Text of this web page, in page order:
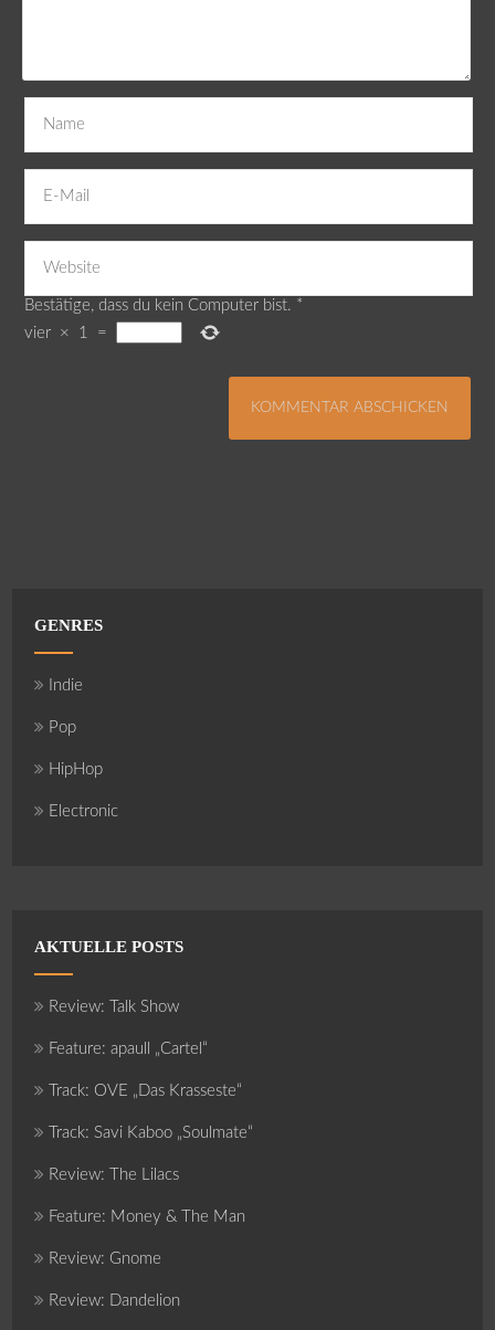
Bestätige, dass du kein Computer bist. *
vier
× 1 =
GENRES
Indie
Pop
HipHop
Electronic
AKTUELLE POSTS
Review: Talk Show
Feature: apaull „Cartel“
Track: OVE „Das Krasseste“
Track: Savi Kaboo „Soulmate“
Review: The Lilacs
Feature: Money & The Man
Review: Gnome
Review: Dandelion